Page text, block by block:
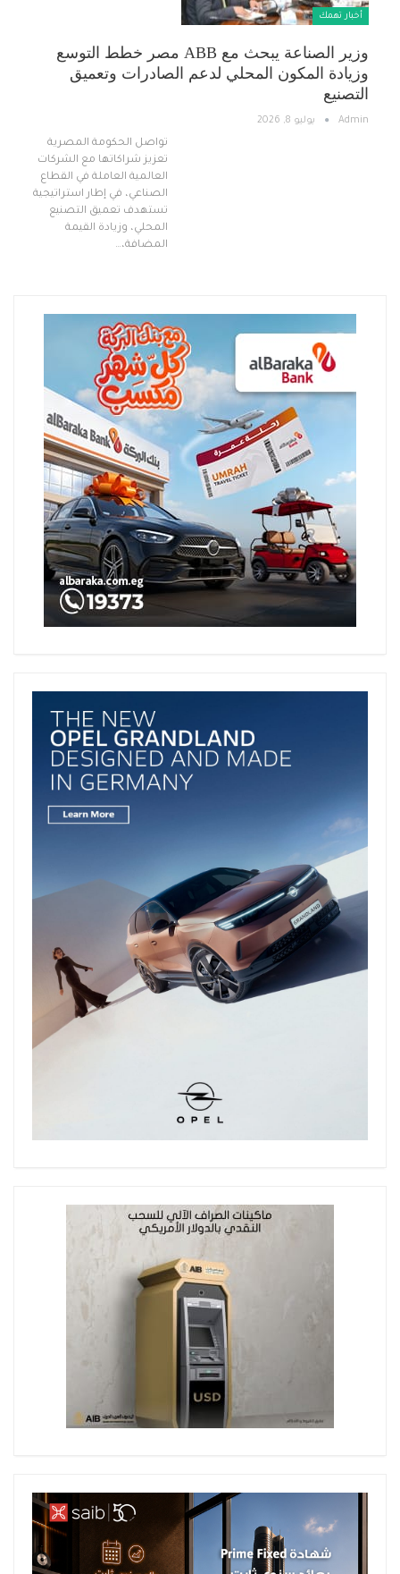
أخبار تهمك
وزير الصناعة يبحث مع ABB مصر خطط التوسع
وزيادة المكون المحلي لدعم الصادرات وتعميق
التصنيع
Admin يوليو 8, 2026
تواصل الحكومة المصرية
تعزيز شراكاتها مع الشركات
العالمية العاملة في القطاع
الصناعي، في إطار استراتيجية
تستهدف تعميق التصنيع
المحلي، وزيادة القيمة
المضافة،…